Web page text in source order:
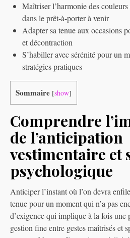
Maîtriser l’harmonie des couleurs
dans le prêt-à-porter à venir
Adapter sa tenue aux occasions
et décontraction
S’habiller avec sérénité pour un
stratégies pratiques
Sommaire [show]
Comprendre
de l’anticipation
vestimentaire et
psychologique
Anticiper l’instant où l’on devra
tenue pour un moment qui n’a pas
d’exigence qui implique à la fois une
gestion fine entre gestes maîtrisés et